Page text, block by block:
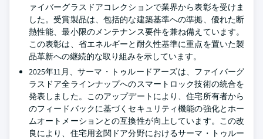
ァイバーグラスドアコレクションで業界から表彰を受けま
した。受賞製品は、包括的な建築基準への準拠、優れた断
熱性能、最小限のメンテナンス要件を兼ね備えています。
この表彰は、省エネルギーと耐久性基準に重点を置いた製
品革新への継続的な取り組みを示しています。
2025年11月、サーマ・トゥルードアーズは、ファイバーグ
ラスドア全ラインナップへのスマートロック技術の統合を
発表しました。このアップデートにより、住宅所有者から
のフィードバックに基づくセキュリティ機能の強化とホー
ムオートメーションとの互換性が向上しています。この改
良により、住宅用玄関ドア分野におけるサーマ・トゥルー